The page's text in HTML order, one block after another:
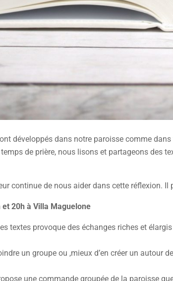
développés dans notre paroisse comme
de prière, nous lisons et partageons des
continue de nous aider dans cette réflexion.
20h à Villa Maguelone
textes provoque des échanges riches et
un groupe ou ,mieux d’en créer un autour
une commande groupée de la paroisse